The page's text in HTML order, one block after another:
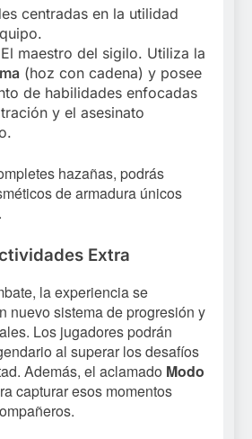
centradas en la utilidad
El maestro del sigilo. Utiliza la
(hoz con cadena) y posee
de habilidades enfocadas
y el asesinato
hazañas, podrás
de armadura únicos
Extra
la experiencia se
nuevo sistema de progresión y
Los jugadores podrán
al superar los desafíos
Además, el aclamado Modo
capturar esos momentos